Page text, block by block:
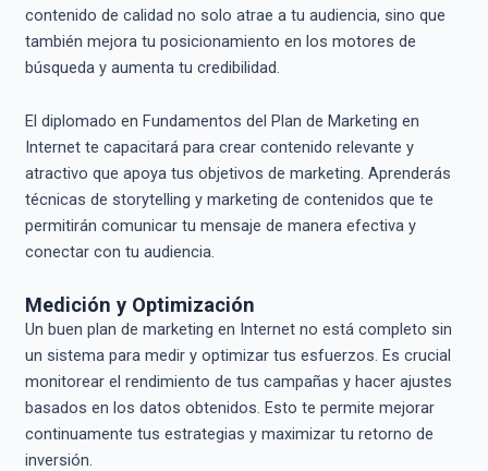
contenido de calidad no solo atrae a tu audiencia, sino que
también mejora tu posicionamiento en los motores de
búsqueda y aumenta tu credibilidad.
El diplomado en Fundamentos del Plan de Marketing en
Internet te capacitará para crear contenido relevante y
atractivo que apoya tus objetivos de marketing. Aprenderás
técnicas de storytelling y marketing de contenidos que te
permitirán comunicar tu mensaje de manera efectiva y
conectar con tu audiencia.
Medición y Optimización
Un buen plan de marketing en Internet no está completo sin
un sistema para medir y optimizar tus esfuerzos. Es crucial
monitorear el rendimiento de tus campañas y hacer ajustes
basados en los datos obtenidos. Esto te permite mejorar
continuamente tus estrategias y maximizar tu retorno de
inversión.